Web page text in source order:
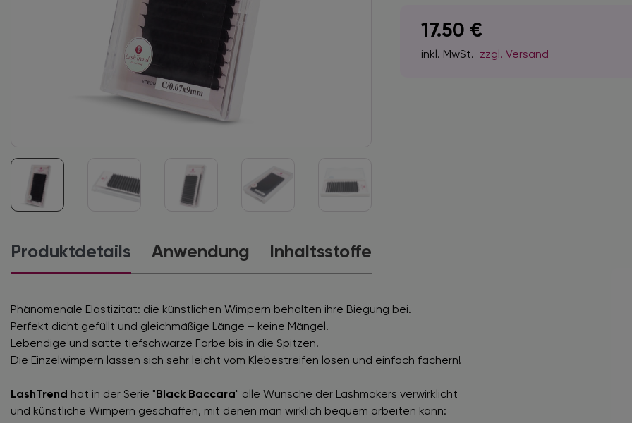
17.50 €
inkl. MwSt. zzgl. Versand
Produktdetails Anwendung Inhaltsstoffe
Phänomenale Elastizität: die künstlichen Wimpern behalten ihre Biegung bei.
Perfekt dicht gefüllt und gleichmäßige Länge – keine Mängel.
Lebendige und satte tiefschwarze Farbe bis in die Spitzen.
Die Einzelwimpern lassen sich sehr leicht vom Klebestreifen lösen und einfach fächern!
LashTrend hat in der Serie " Black Baccara" alle Wünsche der Lashmakers verwirklicht
und künstliche Wimpern geschaffen, mit denen man wirklich bequem arbeiten kann: